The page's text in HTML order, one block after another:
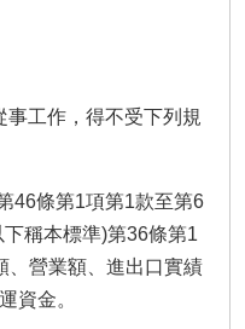
事工作，得不受下列規
46條第1項第1款至第6
稱本標準)第36條第1
、營業額、進出口實績
資金。